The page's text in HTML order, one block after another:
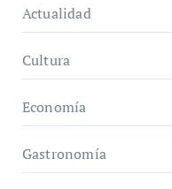
Actualidad
Cultura
Economía
Gastronomía